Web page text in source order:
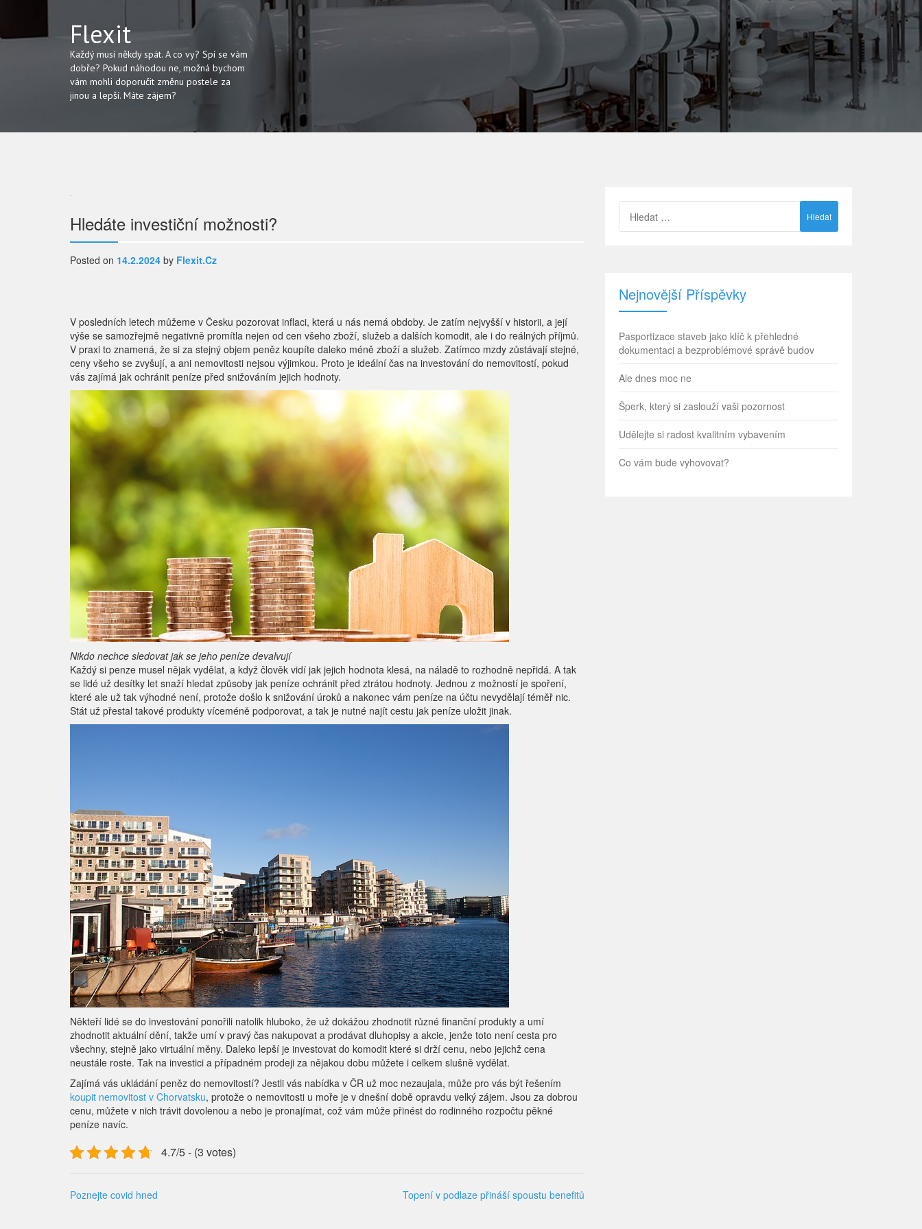
Flexit
Každý musí někdy spát. A co vy? Spí se vám
dobře? Pokud náhodou ne, možná bychom
vám mohli doporučit změnu postele za
jinou a lepší. Máte zájem?
Hledáte investiční možnosti?
Posted on 14.2.2024 by Flexit.cz
V posledních letech můžeme v Česku pozorovat inflaci, která u nás nemá obdoby. Je zatím nejvyšší v historii, a její
výše se samozřejmě negativně promítla nejen od cen všeho zboží, služeb a dalších komodit, ale i do reálných příjmů.
V praxi to znamená, že si za stejný objem peněz koupíte daleko méně zboží a služeb. Zatímco mzdy zůstávají stejné,
ceny všeho se zvyšují, a ani nemovitosti nejsou výjimkou. Proto je ideální čas na investování do nemovitostí, pokud
vás zajímá jak ochránit peníze před snižováním jejich hodnoty.
Nikdo nechce sledovat jak se jeho peníze devalvují
Každý si penze musel nějak vydělat, a když člověk vidí jak jejich hodnota klesá, na náladě to rozhodně nepřidá. A tak
se lidé už desítky let snaží hledat způsoby jak peníze ochránit před ztrátou hodnoty. Jednou z možností je spoření,
které ale už tak výhodné není, protože došlo k snižování úroků a nakonec vám peníze na účtu nevydělají téměř nic.
Stát už přestal takové produkty víceméně podporovat, a tak je nutné najít cestu jak peníze uložit jinak.
Někteří lidé se do investování ponořili natolik hluboko, že už dokážou zhodnotit různé finanční produkty a umí
zhodnotit aktuální dění, takže umí v pravý čas nakupovat a prodávat dluhopisy a akcie, jenže toto není cesta pro
všechny, stejně jako virtuální měny. Daleko lepší je investovat do komodit které si drží cenu, nebo jejichž cena
neustále roste. Tak na investici a případném prodeji za nějakou dobu můžete i celkem slušně vydělat.
Zajímá vás ukládání peněz do nemovitostí? Jestli vás nabídka v ČR už moc nezaujala, může pro vás být řešením
koupit nemovitost v Chorvatsku, protože o nemovitosti u moře je v dnešní době opravdu velký zájem. Jsou za dobrou
cenu, můžete v nich trávit dovolenou a nebo je pronajímat, což vám může přinést do rodinného rozpočtu pěkné
peníze navíc.
4.7/5 - (3 votes)
Navigace
pro
příspěvek
Poznejte covid hned Topení v podlaze přináší spoustu benefitů
Nejnovější Příspěvky
Pasportizace staveb jako klíč k přehledné
dokumentaci a bezproblémové správě budov
Ale dnes moc ne
Šperk, který si zaslouží vaši pozornost
Udělejte si radost kvalitním vybavením
Co vám bude vyhovovat?